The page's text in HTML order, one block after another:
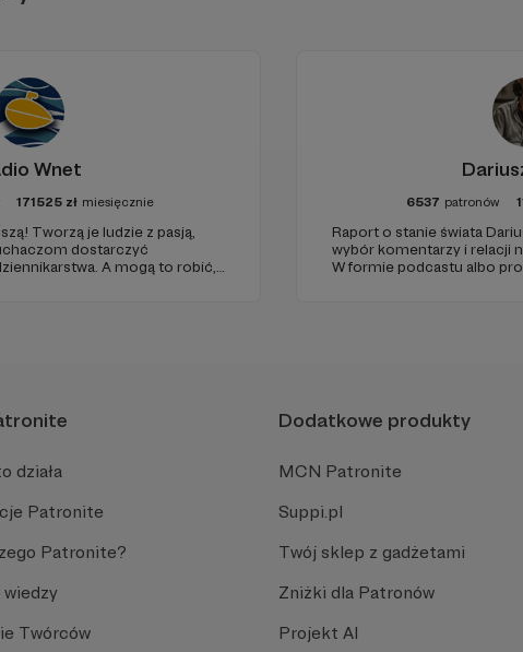
Wnet
171525 zł miesięcznie
Tworzą je ludzie z pasją,
dostarczyć
A mogą to robić,
6537 patronów
Raport o stanie świata
wybór komentarzy i relacji
W formie podcastu albo
działa
Patronite
Patronite?
wiedzy
Twórców
Dodatkowe produkty
MCN Patronite
Suppi.pl
Twój sklep z gadżetami
Zniżki dla Patronów
Projekt AI